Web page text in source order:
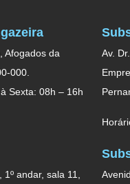
Afogados da
000.
Sexta: 08h – 16h
Av.
andar, sala 11,